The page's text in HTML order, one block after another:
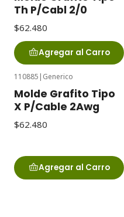
Th P/Cabl 2/0
$62.480
Agregar al Carro
110885 | Generico
Molde Grafito Tipo
X P/Cable 2Awg
$62.480
Agregar al Carro